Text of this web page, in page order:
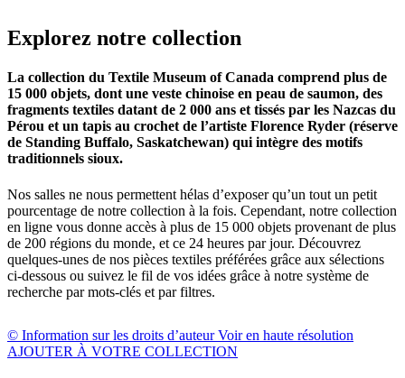
Explorez notre collection
La collection du Textile Museum of Canada comprend plus de
15 000 objets, dont une veste chinoise en peau de saumon, des
fragments textiles datant de 2 000 ans et tissés par les Nazcas du
Pérou et un tapis au crochet de l’artiste Florence Ryder (réserve
de Standing Buffalo, Saskatchewan) qui intègre des motifs
traditionnels sioux.
Nos salles ne nous permettent hélas d’exposer qu’un tout un petit
pourcentage de notre collection à la fois. Cependant, notre collection
en ligne vous donne accès à plus de 15 000 objets provenant de plus
de 200 régions du monde, et ce 24 heures par jour. Découvrez
quelques-unes de nos pièces textiles préférées grâce aux sélections
ci-dessous ou suivez le fil de vos idées grâce à notre système de
recherche par mots-clés et par filtres.
© Information sur les droits d’auteurVoir en haute résolution
AJOUTER À VOTRE COLLECTION